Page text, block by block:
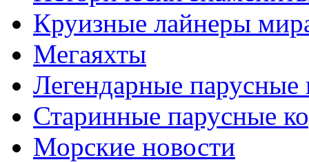
Круизные лайнеры
Мегаяхты
Легендарные парусные
Старинные парусные
Морские новости